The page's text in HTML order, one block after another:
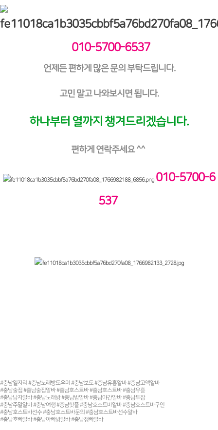
010-5700-6537
언제든 편하게 많은 문의 부탁드립니다.
고민 말고 나와보시면 됩니다.
하나부터 열까지 챙겨드리겠습니다.
편하게 연락주세요 ^^
010-5700-6
537
#충남일자리 #충남노래방도우미 #충남보도 #충남유흥알바 #충남고액알바
#충남술집 #충남술집알바 #충남호스트바 #충남호스트바 #충남유흥
#충남남자알바 #충남노래방 #충남밤알바 #충남야간알바 #충남투잡
#충남주말알바 #충남여행 #충남핫플 #충남호스트바알바 #충남호스트바구인
#충남호스트바선수 #충남호스트바문의 #충남호스트바선수알바
#충남호빠알바 #충남아빠방알바 #충남정빠알바